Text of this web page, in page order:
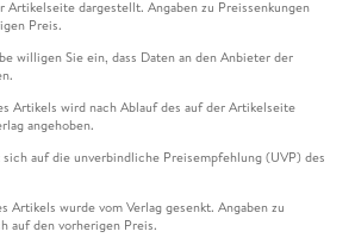
dargestellt. Angaben zu Preissenkungen
Preis.
willigen Sie ein, dass Daten an den Anbieter der
Artikels wird nach Ablauf des auf der Artikelseite
angehoben.
auf die unverbindliche Preisempfehlung (UVP) des
Artikels wurde vom Verlag gesenkt. Angaben zu
auf den vorherigen Preis.